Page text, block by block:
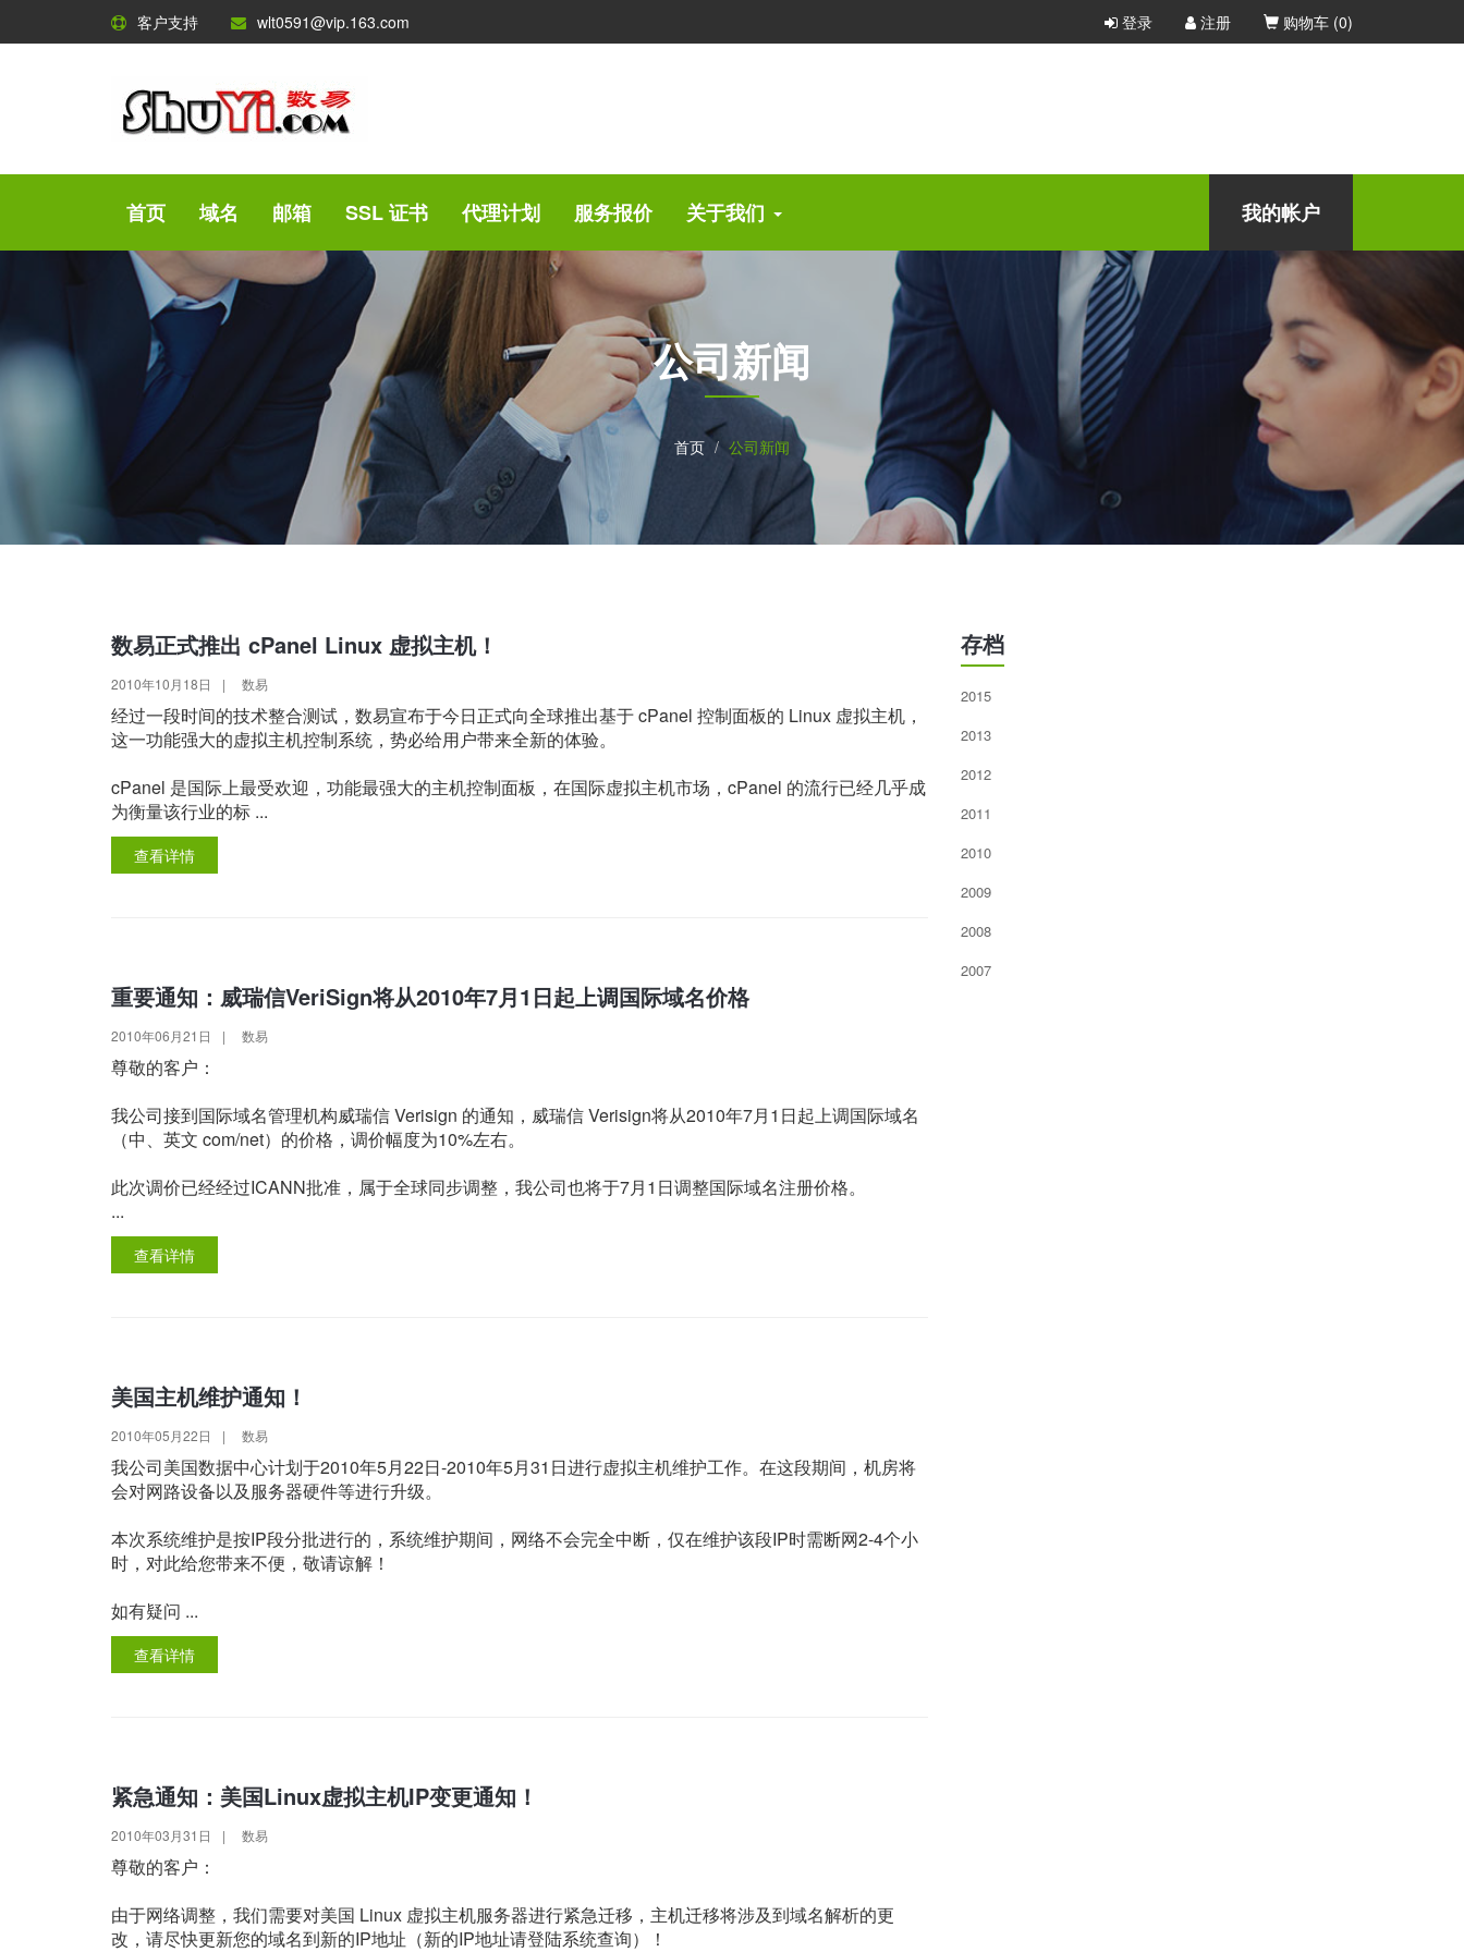
客户支持 wlt0591@vip.163.com 登录 注册 购物车 (0)
首页 域名 邮箱 SSL 证书 代理计划 服务报价 关于我们 我的帐户
公司新闻
首页 公司新闻
数易正式推出 cPanel Linux 虚拟主机！
2010年10月18日 | 数易
经过一段时间的技术整合测试，数易宣布于今日正式向全球推出基于 cPanel 控制面板的 Linux 虚拟主机，
这一功能强大的虚拟主机控制系统，势必给用户带来全新的体验。
cPanel 是国际上最受欢迎，功能最强大的主机控制面板，在国际虚拟主机市场，cPanel 的流行已经几乎成
为衡量该行业的标 ...
查看详情
重要通知：威瑞信VeriSign将从2010年7月1日起上调国际域名价格
2010年06月21日 | 数易
尊敬的客户：
我公司接到国际域名管理机构威瑞信 Verisign 的通知，威瑞信 Verisign将从2010年7月1日起上调国际域名
（中、英文 com/net）的价格，调价幅度为10%左右。
此次调价已经经过ICANN批准，属于全球同步调整，我公司也将于7月1日调整国际域名注册价格。
...
查看详情
美国主机维护通知！
2010年05月22日 | 数易
我公司美国数据中心计划于2010年5月22日-2010年5月31日进行虚拟主机维护工作。在这段期间，机房将
会对网路设备以及服务器硬件等进行升级。
本次系统维护是按IP段分批进行的，系统维护期间，网络不会完全中断，仅在维护该段IP时需断网2-4个小
时，对此给您带来不便，敬请谅解！
如有疑问 ...
查看详情
紧急通知：美国Linux虚拟主机IP变更通知！
2010年03月31日 | 数易
尊敬的客户：
由于网络调整，我们需要对美国 Linux 虚拟主机服务器进行紧急迁移，主机迁移将涉及到域名解析的更
改，请尽快更新您的域名到新的IP地址（新的IP地址请登陆系统查询）！
存档
2015
2013
2012
2011
2010
2009
2008
2007